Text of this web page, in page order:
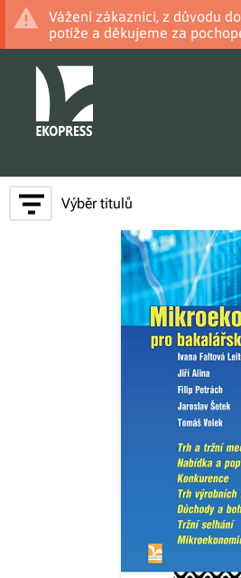
Vážení zákazníci, z důvodu
potíže a děkujeme za
Výběr titulů